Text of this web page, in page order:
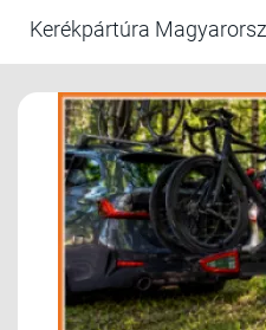
Kerékpártúra